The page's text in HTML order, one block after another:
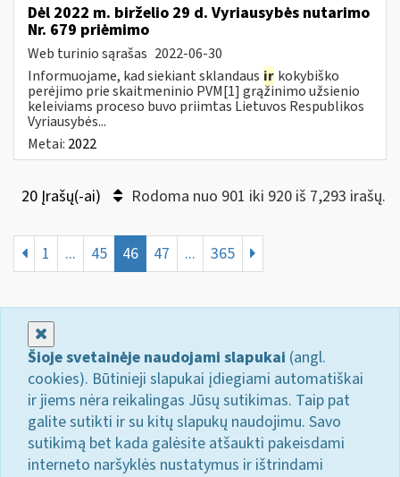
Dėl 2022 m. birželio 29 d. Vyriausybės nutarimo
Nr. 679 priėmimo
Web turinio sąrašas 2022-06-30
Informuojame, kad siekiant sklandaus ir kokybiško
perėjimo prie skaitmeninio PVM[1] grąžinimo užsienio
keleiviams proceso buvo priimtas Lietuvos Respublikos
Vyriausybės...
Metai: 2022
20 Įrašų(-ai) Rodoma nuo 901 iki 920 iš 7,293 irašų.
1 ... 45 46 47 ... 365
Šioje svetainėje naudojami slapukai (angl.
cookies). Būtinieji slapukai įdiegiami automatiškai
ir jiems nėra reikalingas Jūsų sutikimas. Taip pat
galite sutikti ir su kitų slapukų naudojimu. Savo
sutikimą bet kada galėsite atšaukti pakeisdami
interneto naršyklės nustatymus ir ištrindami